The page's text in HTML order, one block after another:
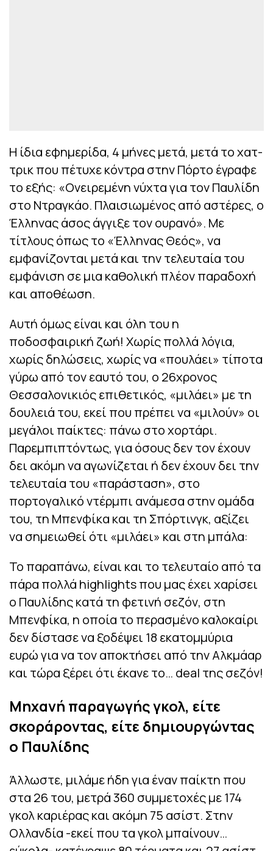
Η ίδια εφημερίδα, 4 μήνες μετά, μετά το χατ-
τρικ που πέτυχε κόντρα στην Πόρτο έγραφε
το εξής: «Ονειρεμένη νύχτα για τον Παυλίδη
στο Ντραγκάο. Πλαισιωμένος από αστέρες, ο
Έλληνας άσος άγγιξε τον ουρανό». Με
τίτλους όπως το «Έλληνας Θεός», να
εμφανίζονται μετά και την τελευταία του
εμφάνιση σε μια καθολική πλέον παραδοχή
και αποθέωση.
Αυτή όμως είναι και όλη του η
ποδοσφαιρική ζωή! Χωρίς πολλά λόγια,
χωρίς δηλώσεις, χωρίς να «πουλάει» τίποτα
γύρω από τον εαυτό του, ο 26χρονος
Θεσσαλονικιός επιθετικός, «μιλάει» με τη
δουλειά του, εκεί που πρέπει να «μιλούν» οι
μεγάλοι παίκτες: πάνω στο χορτάρι.
Παρεμπιπτόντως, για όσους δεν τον έχουν
δει ακόμη να αγωνίζεται ή δεν έχουν δει την
τελευταία του «παράσταση», στο
πορτογαλικό ντέρμπι ανάμεσα στην ομάδα
του, τη Μπενφίκα και τη Σπόρτινγκ, αξίζει
να σημειωθεί ότι «μιλάει» και στη μπάλα:
Το παραπάνω, είναι και το τελευταίο από τα
πάρα πολλά highlights που μας έχει χαρίσει
ο Παυλίδης κατά τη φετινή σεζόν, στη
Μπενφίκα, η οποία το περασμένο καλοκαίρι
δεν δίστασε να ξοδέψει 18 εκατομμύρια
ευρώ για να τον αποκτήσει από την Αλκμάαρ
και τώρα ξέρει ότι έκανε το… deal της σεζόν!
Μηχανή παραγωγής γκολ, είτε
σκοράροντας, είτε δημιουργώντας
ο Παυλίδης
Άλλωστε, μιλάμε ήδη για έναν παίκτη που
στα 26 του, μετρά 360 συμμετοχές με 174
γκολ καριέρας και ακόμη 75 ασίστ. Στην
Ολλανδία -εκεί που τα γκολ μπαίνουν…